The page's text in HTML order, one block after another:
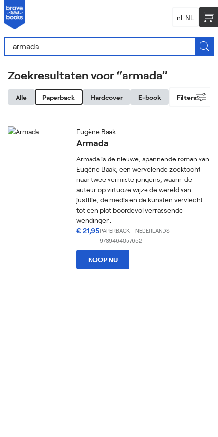
nl-NL
Zoekresultaten voor “armada”
Alle Paperback Hardcover E-book Filters
Eugène Baak
Armada
Armada is de nieuwe, spannende roman van
Eugène Baak, een wervelende zoektocht
naar twee vermiste jongens, waarin de
auteur op virtuoze wijze de wereld van
justitie, de media en de kunsten vervlecht
tot een plot boordevol verrassende
wendingen.
€ 21,95PAPERBACK - NEDERLANDS -
9789464057652
KOOP NU